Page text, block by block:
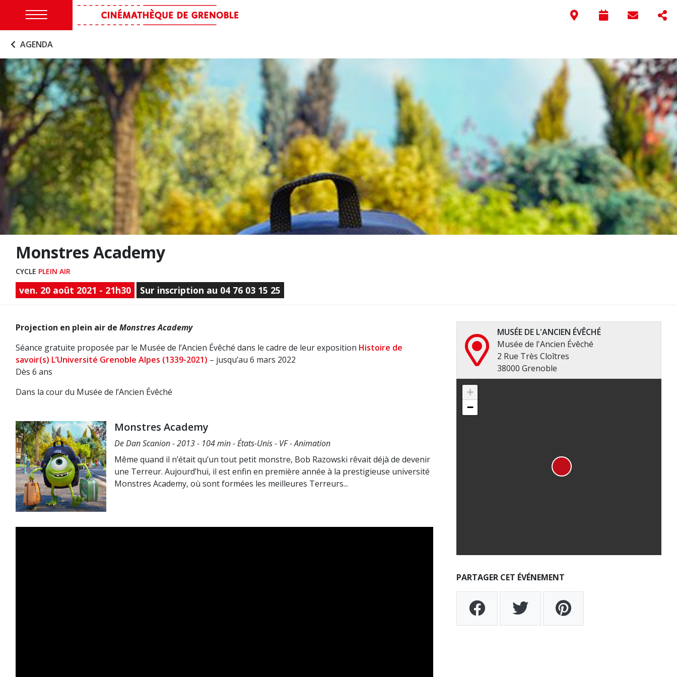
AGENDA
Monstres Academy
CYCLE PLEIN AIR
ven. 20 août 2021 - 21h30 Sur inscription au 04 76 03 15 25
Projection en plein air de Monstres Academy
Séance gratuite proposée par le Musée de l’Ancien Évêché dans le cadre de leur exposition Histoire de
savoir(s) L’Université Grenoble Alpes (1339-2021) – jusqu’au 6 mars 2022
Dès 6 ans
Dans la cour du Musée de l’Ancien Évêché
Monstres Academy
De Dan Scanion - 2013 - 104 min - États-Unis - VF - Animation
Même quand il n’était qu’un tout petit monstre, Bob Razowski rêvait déjà de devenir
une Terreur. Aujourd’hui, il est enfin en première année à la prestigieuse université
Monstres Academy, où sont formées les meilleures Terreurs...
MUSÉE DE L'ANCIEN ÉVÊCHÉ
Musée de l'Ancien Évêché
2 Rue Très Cloîtres
38000 Grenoble
+
−
PARTAGER CET ÉVÉNEMENT